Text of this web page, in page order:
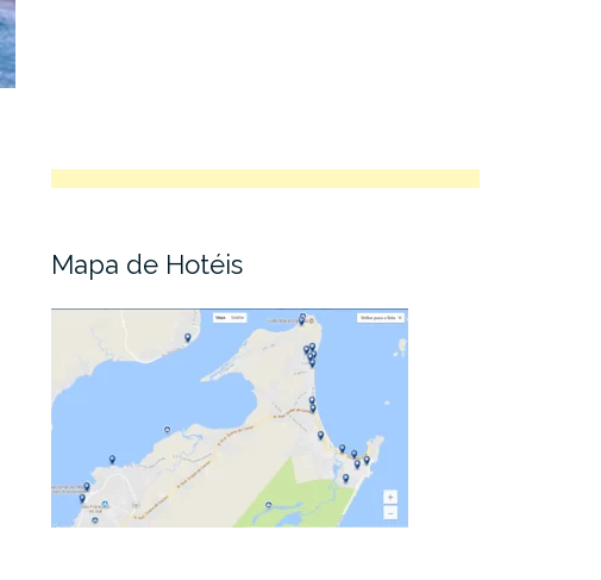
Mapa de Hotéis